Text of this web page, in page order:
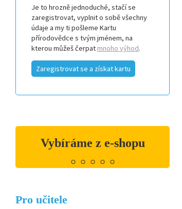
Je to hrozně jednoduché, stačí se
zaregistrovat, vyplnit o sobě všechny
údaje a my ti pošleme Kartu
přírodovědce s tvým jménem, na
kterou můžeš čerpat mnoho výhod.
Zaregistrovat se a získat kartu
Vybíráme z e-shopu
Pro učitele